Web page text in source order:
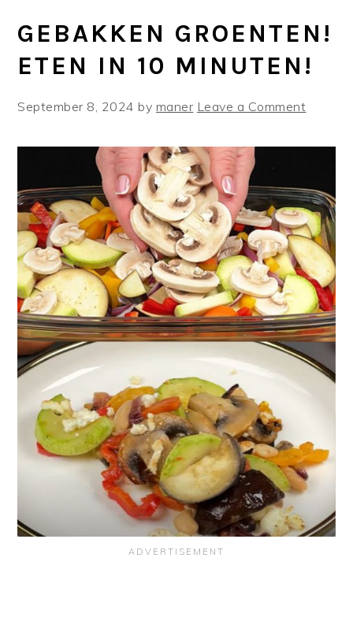
GEBAKKEN GROENTEN!
ETEN IN 10 MINUTEN!
September 8, 2024 by maner Leave a Comment